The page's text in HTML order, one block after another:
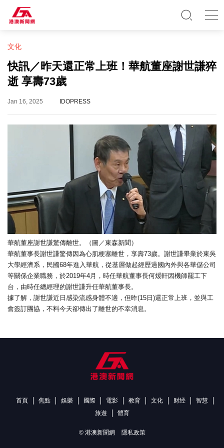
文化
快訊／昨天還正常上班！華航董座謝世謙猝
逝 享壽73歲
Jan 16, 2025 IDOPRESS
華航董座謝世謙驚傳離世。（圖／東森新聞）
華航董事長謝世謙驚傳因為心肌梗塞離世，享壽73歲。謝世謙畢業於東吳
大學經濟系，民國68年進入華航，從基層做起經歷過國內外與各華儲公司
等關係企業職務，於2019年4月，時任華航董事長何煖軒因機師罷工下
台，由時任總經理的謝世謙升任華航董事長。
據了解，謝世謙近日感染流感身體不適，但昨(15日)還正常上班，並與工
會簽訂團協，不料今天卻傳出了離世的不幸消息。
首頁 焦點 娛樂 國際 電影 教育 文化 财经
智慧
旅遊
體育
© 港澳新聞網 隱私政策